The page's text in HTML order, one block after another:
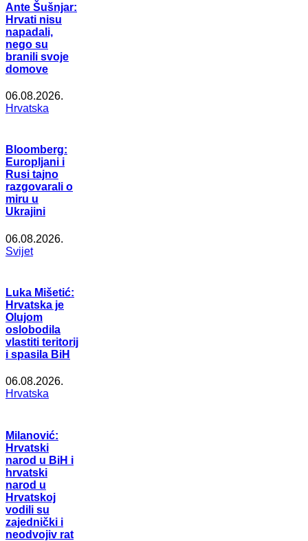
Ante Šušnjar:
Hrvati nisu
napadali,
nego su
branili svoje
domove
06.08.2026.
Hrvatska
Bloomberg:
Europljani i
Rusi tajno
razgovarali o
miru u
Ukrajini
06.08.2026.
Svijet
Luka Mišetić:
Hrvatska je
Olujom
oslobodila
vlastiti teritorij
i spasila BiH
06.08.2026.
Hrvatska
Milanović:
Hrvatski
narod u BiH i
hrvatski
narod u
Hrvatskoj
vodili su
zajednički i
neodvojiv rat